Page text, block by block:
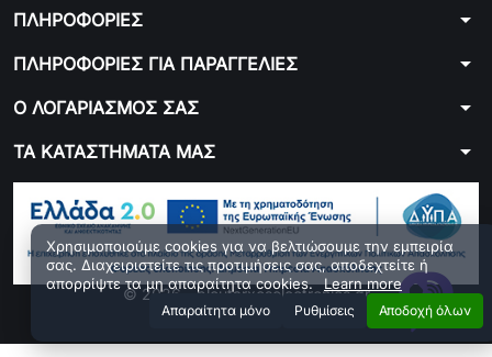
ΠΛΗΡΟΦΟΡΙΕΣ arrow_drop_down
ΠΛΗΡΟΦΟΡΙΕΣ ΓΙΑ ΠΑΡΑΓΓΕΛΙΕΣ arrow_drop_down
Ο ΛΟΓΑΡΙΑΣΜΟΣ ΣΑΣ arrow_drop_down
ΤΑ ΚΑΤΑΣΤΗΜΑΤΑ ΜΑΣ arrow_drop_down
Χρησιμοποιούμε cookies για να βελτιώσουμε την εμπειρία
σας. Διαχειριστείτε τις προτιμήσεις σας, αποδεχτείτε ή
απορρίψτε τα μη απαραίτητα cookies. Learn more
Aπαραίτητα μόνο Ρυθμίσεις Αποδοχή όλων
© 2026 - ploutarxoselectronics.gr
Developed by 01generator